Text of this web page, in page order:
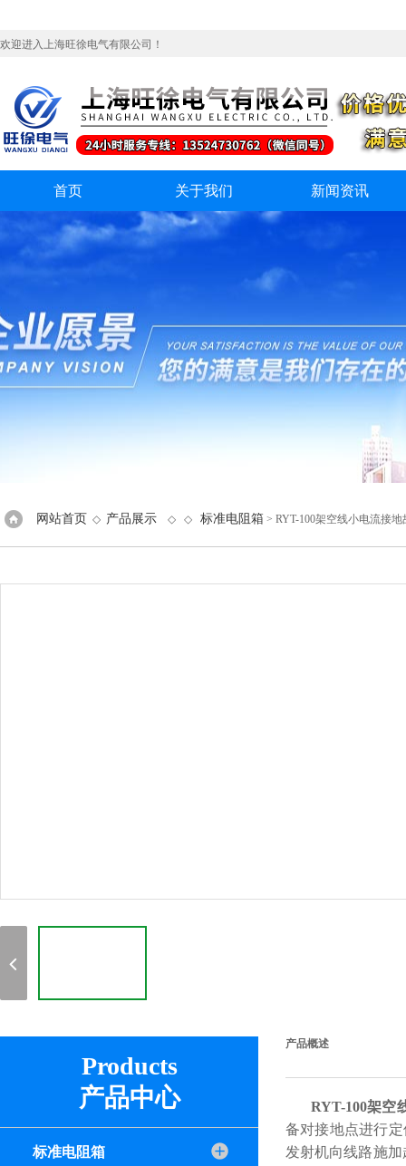
欢迎进入上海旺徐电气有限公司！
首页 关于我们 新闻资讯
网站首页 ◇ 产品展示 ◇ ◇ 标准电阻箱 > RYT-100架空线小电流接
Products
产品中心
标准电阻箱
产品概述
RYT-100架空
备对接地点进行
发射机向线路施